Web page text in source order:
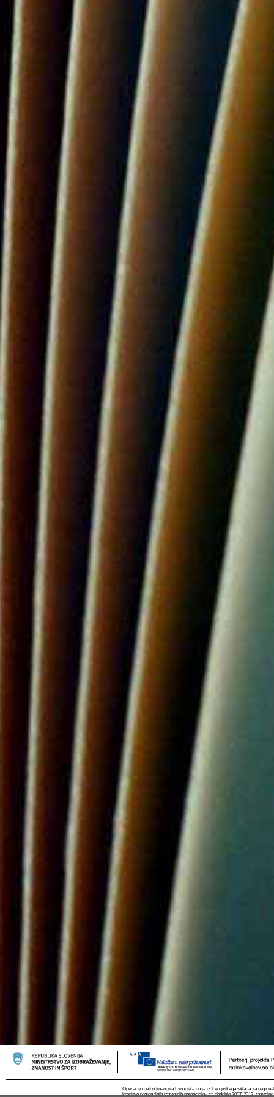
Operacijo delno financira Evropska unija iz Evropskega sklada za
krepitve regionalnih razvojnih potencialov za obdobje 2007-2013,